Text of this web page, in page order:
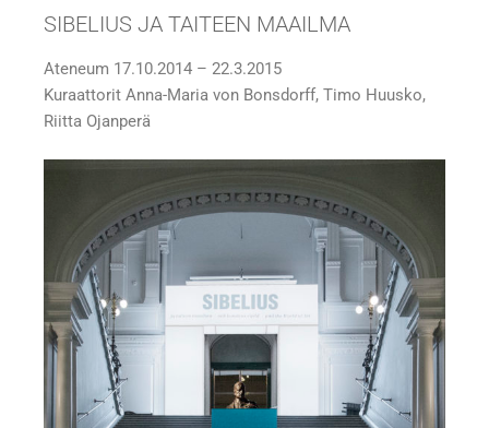
SIBELIUS JA TAITEEN MAAILMA
Ateneum 17.10.2014 – 22.3.2015
Kuraattorit Anna-Maria von Bonsdorff, Timo Huusko,
Riitta Ojanperä